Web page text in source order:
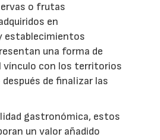
o frutas
en
establecimientos
una forma de
vínculo con los territorios
de finalizar las
gastronómica, estos
un valor añadido